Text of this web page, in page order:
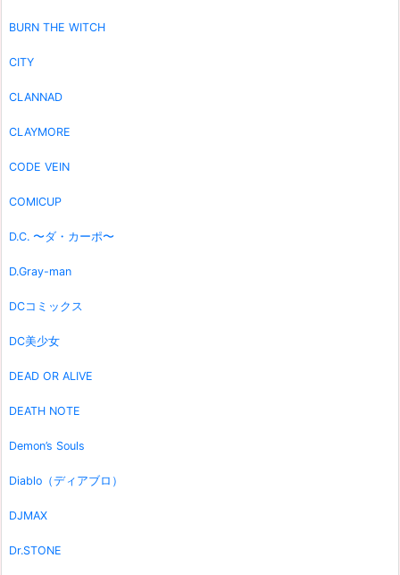
BURN THE WITCH
CITY
CLANNAD
CLAYMORE
CODE VEIN
COMICUP
D.C. 〜ダ・カーポ〜
D.Gray-man
DCコミックス
DC美少女
DEAD OR ALIVE
DEATH NOTE
Demon’s Souls
Diablo（ディアブロ）
DJMAX
Dr.STONE